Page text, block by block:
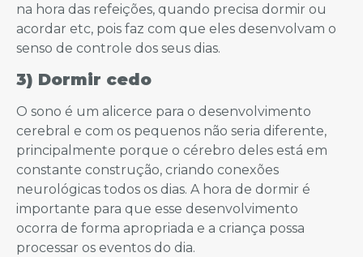
na hora das refeições, quando precisa dormir ou
acordar etc, pois faz com que eles desenvolvam o
senso de controle dos seus dias.
3) Dormir cedo
O sono é um alicerce para o desenvolvimento
cerebral e com os pequenos não seria diferente,
principalmente porque o cérebro deles está em
constante construção, criando conexões
neurológicas todos os dias. A hora de dormir é
importante para que esse desenvolvimento
ocorra de forma apropriada e a criança possa
processar os eventos do dia.